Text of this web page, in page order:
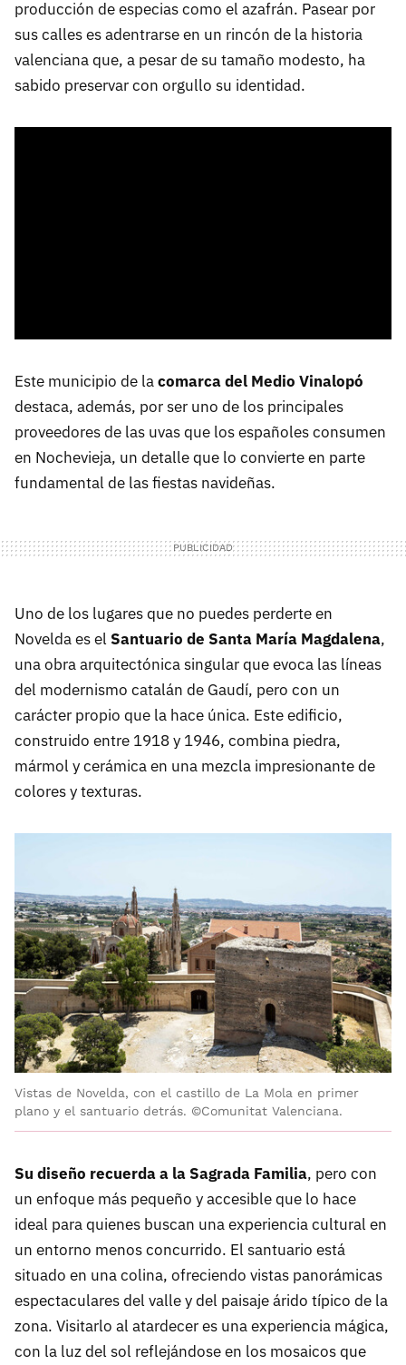
producción de especias como el azafrán. Pasear por
sus calles es adentrarse en un rincón de la historia
valenciana que, a pesar de su tamaño modesto, ha
sabido preservar con orgullo su identidad.
Este municipio de lacomarca del Medio Vinalopó
destaca, además, por ser uno de los principales
proveedores de las uvas que los españoles consumen
en Nochevieja, un detalle que lo convierte en parte
fundamental de las fiestas navideñas.
Uno de los lugares que no puedes perderte en
Novelda es el Santuario de Santa María Magdalena,
una obra arquitectónica singular que evoca las líneas
del modernismo catalán de Gaudí, pero con un
carácter propio que la hace única. Este edificio,
construido entre 1918 y 1946, combina piedra,
mármol y cerámica en una mezcla impresionante de
colores y texturas.
Vistas de Novelda, con el castillo de La Mola en primer
plano y el santuario detrás. ©Comunitat Valenciana.
Su diseño recuerda a la Sagrada Familia, pero con
un enfoque más pequeño y accesible que lo hace
ideal para quienes buscan una experiencia cultural en
un entorno menos concurrido. El santuario está
situado en una colina, ofreciendo vistas panorámicas
espectaculares del valle y del paisaje árido típico de la
zona. Visitarlo al atardecer es una experiencia mágica,
con la luz del sol reflejándose en los mosaicos que